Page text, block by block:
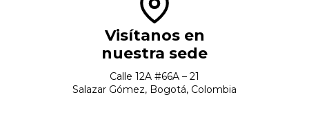
Visítanos en
nuestra sede
Calle 12A #66A – 21
Salazar Gómez, Bogotá, Colombia